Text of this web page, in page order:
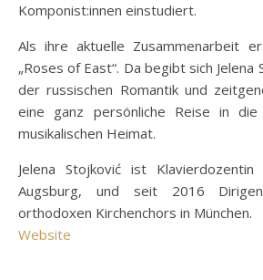
Komponist:innen einstudiert.
Als ihre aktuelle Zusammenarbeit
„Roses of East“. Da begibt sich
der russischen Romantik und
eine ganz persönliche Reise in die
musikalischen Heimat.
Jelena Stojković ist
Augsburg, und seit 2016
orthodoxen Kirchenchors in München.
Website